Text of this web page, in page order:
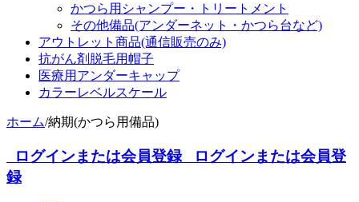
かつら用シャンプー・トリートメント
その他備品(アンダーネット・かつら台など)
アウトレット商品(通信販売のみ)
抗がん剤脱毛用帽子
医療用アンダーキャップ
カラーレベルスケール
ホーム/納期(かつら用備品)
ログインまたは会員登録
ログインまたは会員登
録